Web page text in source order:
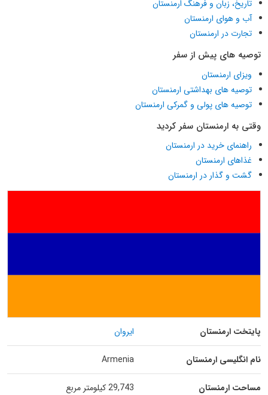
تاریخ، زبان و فرهنگ ارمنستان
آب و هوای ارمنستان
تجارت در ارمنستان
توصیه های پیش از سفر
ویزای ارمنستان
توصیه های بهداشتی ارمنستان
توصیه های پولی و گمرکی ارمنستان
وقتی به ارمنستان سفر کردید
راهنمای خرید در ارمنستان
غذاهای ارمنستان
گشت و گذار در ارمنستان
پایتخت ارمنستان ایروان
نام انگلیسی ارمنستان Armenia
مساحت ارمنستان 29,743 کیلومتر مربع